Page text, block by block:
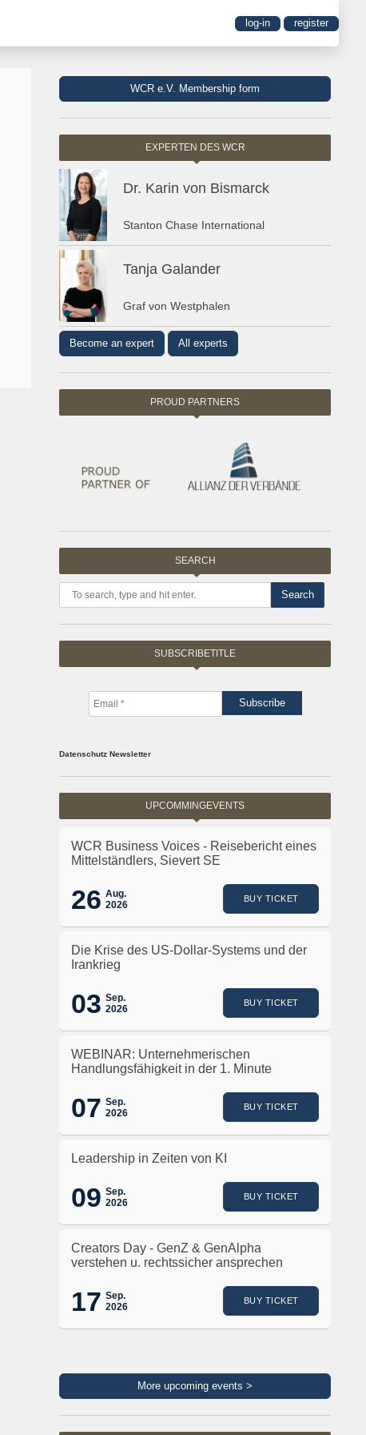
log-in register
WCR e.V. Membership form
EXPERTEN DES WCR
Dr. Karin von Bismarck
Stanton Chase International
Tanja Galander
Graf von Westphalen
Become an expert All experts
PROUD PARTNERS
SEARCH
Search
SUBSCRIBETITLE
Datenschutz Newsletter
UPCOMMINGEVENTS
WCR Business Voices - Reisebericht eines
Mittelständlers, Sievert SE
26 Aug.
2026
BUY TICKET
Die Krise des US-Dollar-Systems und der
Irankrieg
03 Sep.
2026
BUY TICKET
WEBINAR: Unternehmerischen
Handlungsfähigkeit in der 1. Minute
07 Sep.
2026
BUY TICKET
Leadership in Zeiten von KI
09 Sep.
2026
BUY TICKET
Creators Day - GenZ & GenAlpha
verstehen u. rechtssicher ansprechen
17 Sep.
2026
BUY TICKET
More upcoming events >